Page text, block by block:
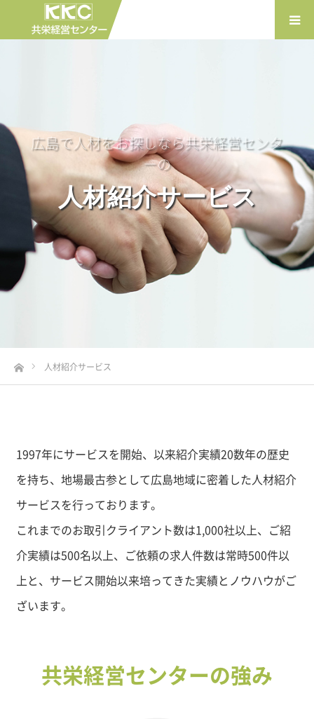
人材紹介サービス
広島で人材をお探しなら共栄経営センタ
ーの
ホーム人材紹介サービス
1997年にサービスを開始、以来紹介実績20数年の歴史
を持ち、地場最古参として広島地域に密着した人材紹介
サービスを行っております。
これまでのお取引クライアント数は1,000社以上、ご紹
介実績は500名以上、ご依頼の求人件数は常時500件以
上と、サービス開始以来培ってきた実績とノウハウがご
ざいます。
共栄経営センターの強み